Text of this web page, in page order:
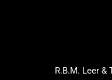
R.B.M. Leer &